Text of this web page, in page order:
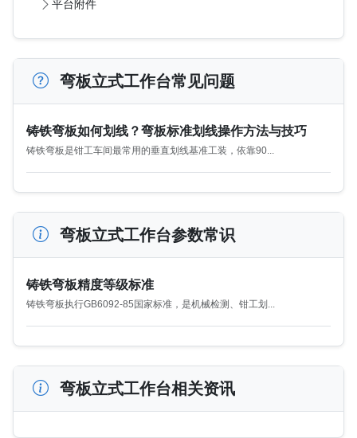
平台附件
弯板立式工作台常见问题
铸铁弯板如何划线？弯板标准划线操作方法与技巧
铸铁弯板是钳工车间最常用的垂直划线基准工装，依靠90...
弯板立式工作台参数常识
铸铁弯板精度等级标准
铸铁弯板执行GB6092-85国家标准，是机械检测、钳工划...
弯板立式工作台相关资讯